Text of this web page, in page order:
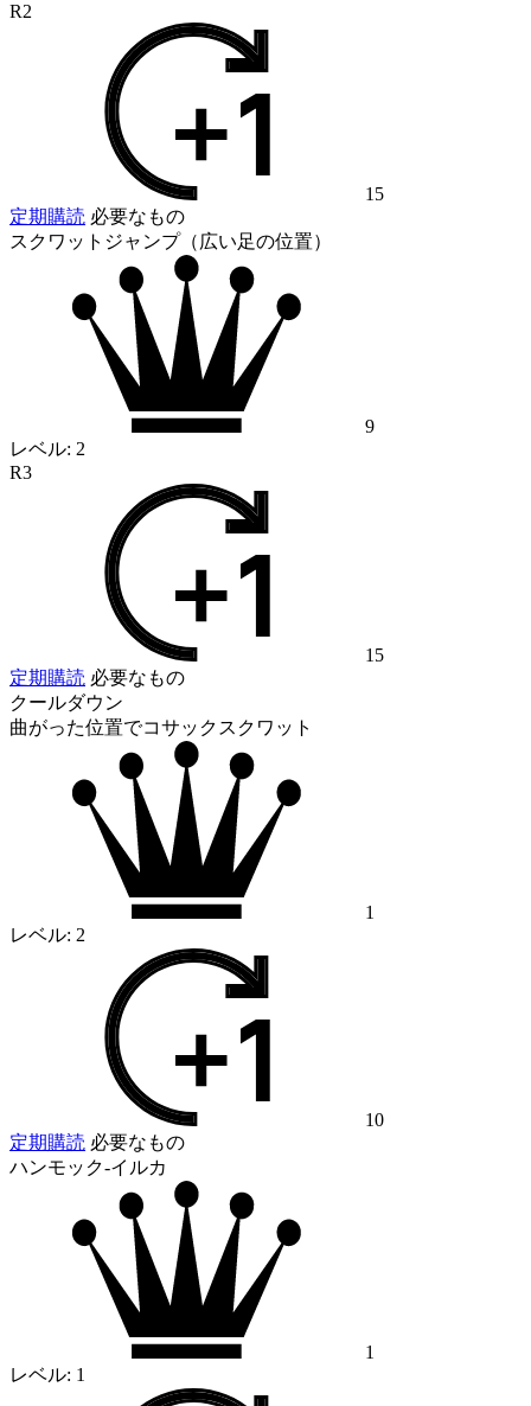
R2
15
定期購読 必要なもの
スクワットジャンプ（広い足の位置）
9
レベル: 2
R3
15
定期購読 必要なもの
クールダウン
曲がった位置でコサックスクワット
1
レベル: 2
10
定期購読 必要なもの
ハンモック-イルカ
1
レベル: 1